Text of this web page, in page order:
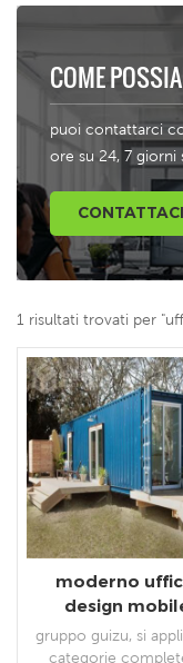
COME
puoi contattarci
ore su 24, 7
CONTATTACI
1 risultati trovati per
moderno
design
container
gruppo guizu, si
categorie